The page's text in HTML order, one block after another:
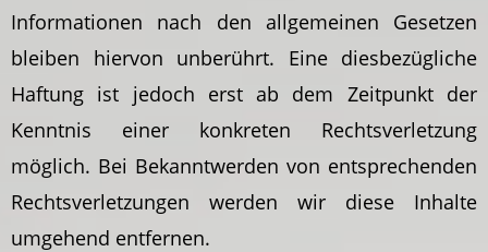
Informationen nach den allgemeinen Gesetzen
bleiben hiervon unberührt. Eine diesbezügliche
Haftung ist jedoch erst ab dem Zeitpunkt der
Kenntnis einer konkreten Rechtsverletzung
möglich. Bei Bekanntwerden von entsprechenden
Rechtsverletzungen werden wir diese Inhalte
umgehend entfernen.